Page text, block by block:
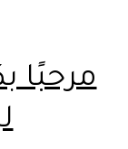
مرحبًا